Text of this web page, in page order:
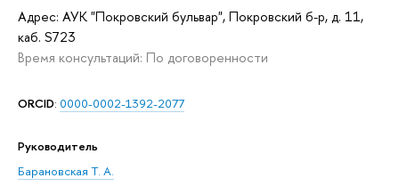
Адрес: АУК "Покровский бульвар", Покровский б-р, д. 11,
каб. S723
Время консультаций: По договоренности
ORCID: 0000-0002-1392-2077
Руководитель
Барановская Т. А.